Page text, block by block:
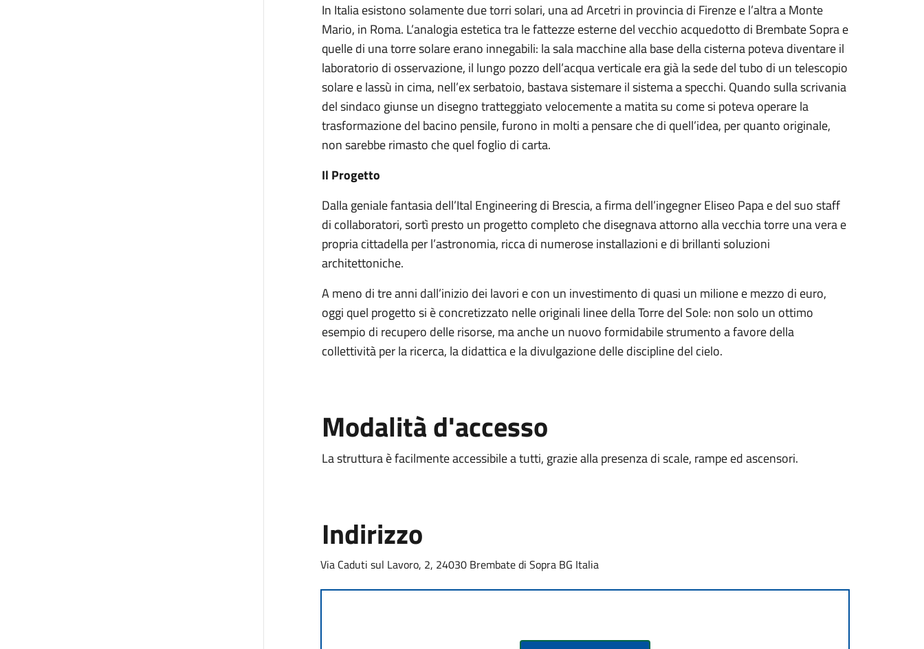
In Italia esistono solamente due torri solari, una ad Arcetri in provincia di Firenze e l’altra a Monte
Mario, in Roma. L’analogia estetica tra le fattezze esterne del vecchio acquedotto di Brembate Sopra e
quelle di una torre solare erano innegabili: la sala macchine alla base della cisterna poteva diventare il
laboratorio di osservazione, il lungo pozzo dell’acqua verticale era già la sede del tubo di un telescopio
solare e lassù in cima, nell’ex serbatoio, bastava sistemare il sistema a specchi. Quando sulla scrivania
del sindaco giunse un disegno tratteggiato velocemente a matita su come si poteva operare la
trasformazione del bacino pensile, furono in molti a pensare che di quell’idea, per quanto originale,
non sarebbe rimasto che quel foglio di carta.
Il Progetto
Dalla geniale fantasia dell’Ital Engineering di Brescia, a firma dell’ingegner Eliseo Papa e del suo staff
di collaboratori, sortì presto un progetto completo che disegnava attorno alla vecchia torre una vera e
propria cittadella per l’astronomia, ricca di numerose installazioni e di brillanti soluzioni
architettoniche.
A meno di tre anni dall’inizio dei lavori e con un investimento di quasi un milione e mezzo di euro,
oggi quel progetto si è concretizzato nelle originali linee della Torre del Sole: non solo un ottimo
esempio di recupero delle risorse, ma anche un nuovo formidabile strumento a favore della
collettività per la ricerca, la didattica e la divulgazione delle discipline del cielo.
Modalità d'accesso
La struttura è facilmente accessibile a tutti, grazie alla presenza di scale, rampe ed ascensori.
Indirizzo
Via Caduti sul Lavoro, 2, 24030 Brembate di Sopra BG Italia